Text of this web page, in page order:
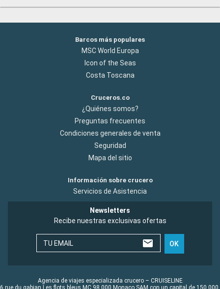
Barcos más populares
MSC World Europa
Icon of the Seas
Costa Toscana
Cruceros.co
¿Quiénes somos?
Preguntas frecuentes
Condiciones generales de venta
Seguridad
Mapa del sitio
Información sobre crucero
Servicios de Asistencia
Newsletters
Recibe nuestras exclusivas ofertas
TU EMAIL OK
Agencia de viajes especializada crucero – CRUISELINE